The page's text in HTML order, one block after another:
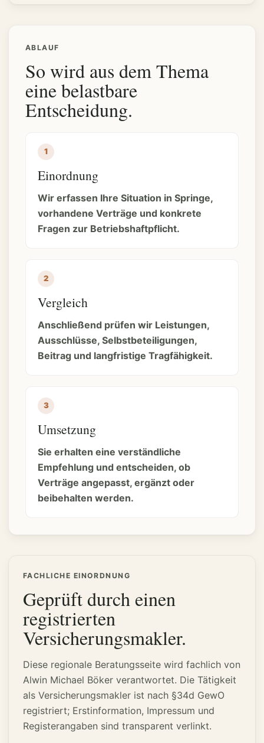
ABLAUF
So wird aus dem Thema
eine belastbare
Entscheidung.
Einordnung
Wir erfassen Ihre Situation in Springe,
vorhandene Verträge und konkrete
Fragen zur Betriebshaftpflicht.
Vergleich
Anschließend prüfen wir Leistungen,
Ausschlüsse, Selbstbeteiligungen,
Beitrag und langfristige Tragfähigkeit.
Umsetzung
Sie erhalten eine verständliche
Empfehlung und entscheiden, ob
Verträge angepasst, ergänzt oder
beibehalten werden.
FACHLICHE EINORDNUNG
Geprüft durch einen
registrierten
Versicherungsmakler.
Diese regionale Beratungsseite wird fachlich von
Alwin Michael Böker verantwortet. Die Tätigkeit
als Versicherungsmakler ist nach §34d GewO
registriert; Erstinformation, Impressum und
Registerangaben sind transparent verlinkt.